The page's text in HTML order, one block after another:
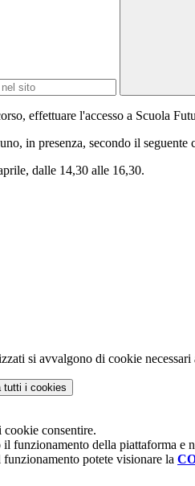
effettuare l'accesso a Scuola
in presenza, secondo il seguente
dalle 14,30 alle 16,30.
si avvalgono di cookie
tutti i cookies
cookie consentire.
funzionamento della piattaforma e
potete visionare la